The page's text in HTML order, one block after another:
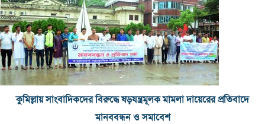
কুমিল্লায় সাংবাদিকদের বিরুদ্ধে ষড়যন্ত্রমূলক মামলা দায়েরের প্রতিবাদে
মানববন্ধন ও সমাবেশ